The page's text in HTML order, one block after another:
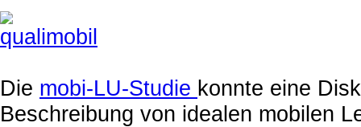
Die mobi-LU-Studie konnte eine
Beschreibung von idealen mobilen